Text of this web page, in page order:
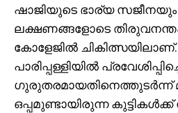
ഷാജിയുടെ ഭാര്യ
ലക്ഷണങ്ങളോടെ
കോളേജിൽ
പാരിപ്പള്ളിയിൽ
ഗുരുതരമായതിനെത്തുടർന്ന്
ഒപ്പമുണ്ടായിരുന്ന